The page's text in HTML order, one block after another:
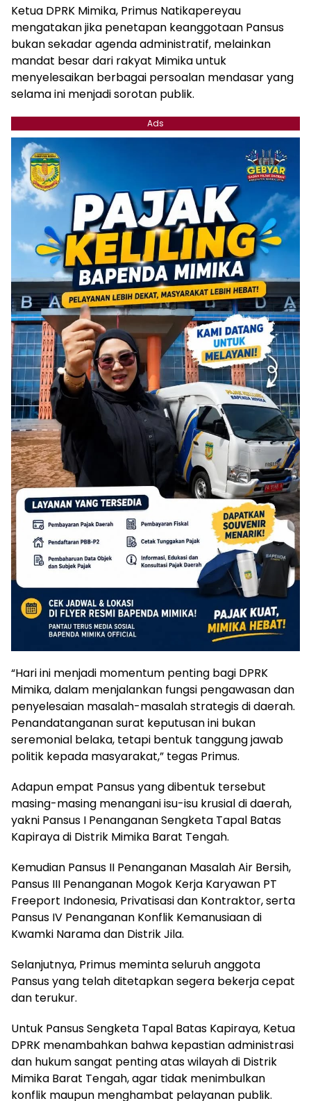
Ketua DPRK Mimika, Primus Natikapereyau
mengatakan jika penetapan keanggotaan Pansus
bukan sekadar agenda administratif, melainkan
mandat besar dari rakyat Mimika untuk
menyelesaikan berbagai persoalan mendasar yang
selama ini menjadi sorotan publik.
Ads
“Hari ini menjadi momentum penting bagi DPRK
Mimika, dalam menjalankan fungsi pengawasan dan
penyelesaian masalah-masalah strategis di daerah.
Penandatanganan surat keputusan ini bukan
seremonial belaka, tetapi bentuk tanggung jawab
politik kepada masyarakat,” tegas Primus.
Adapun empat Pansus yang dibentuk tersebut
masing-masing menangani isu-isu krusial di daerah,
yakni Pansus I Penanganan Sengketa Tapal Batas
Kapiraya di Distrik Mimika Barat Tengah.
Kemudian Pansus II Penanganan Masalah Air Bersih,
Pansus III Penanganan Mogok Kerja Karyawan PT
Freeport Indonesia, Privatisasi dan Kontraktor, serta
Pansus IV Penanganan Konflik Kemanusiaan di
Kwamki Narama dan Distrik Jila.
Selanjutnya, Primus meminta seluruh anggota
Pansus yang telah ditetapkan segera bekerja cepat
dan terukur.
Untuk Pansus Sengketa Tapal Batas Kapiraya, Ketua
DPRK menambahkan bahwa kepastian administrasi
dan hukum sangat penting atas wilayah di Distrik
Mimika Barat Tengah, agar tidak menimbulkan
konflik maupun menghambat pelayanan publik.